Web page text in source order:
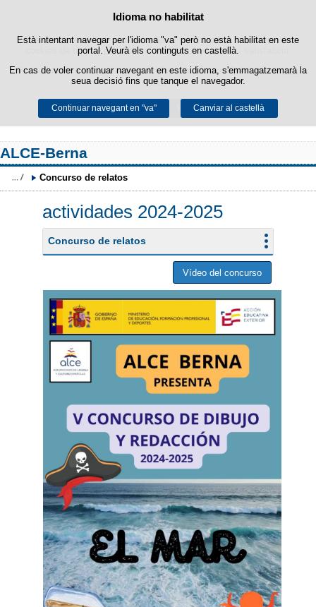
Política de cookies
Este lloc web utilitza cookies pròpies per a facilitar la navegació i
cookies de tercers per a obtindre estadístiques d'ús i satisfacció.
Podeu obtindre més informació en l'apartat "Cookies" del nostreavís
legal.
Acceptar Rebutjar
Idioma no habilitat
Està intentant navegar per l'idioma "va" però no està habilitat en este
portal. Veurà els continguts en castellà.
En cas de voler continuar navegant en este idioma, s'emmagatzemarà la
seua decisió fins que tanque el navegador.
Continuar navegant en "va" Canviar al castellà
Passar al contingut
ALCE-Berna
Concurso de relatos
actividades 2024-2025
Concurso de relatos
Vídeo del concurso